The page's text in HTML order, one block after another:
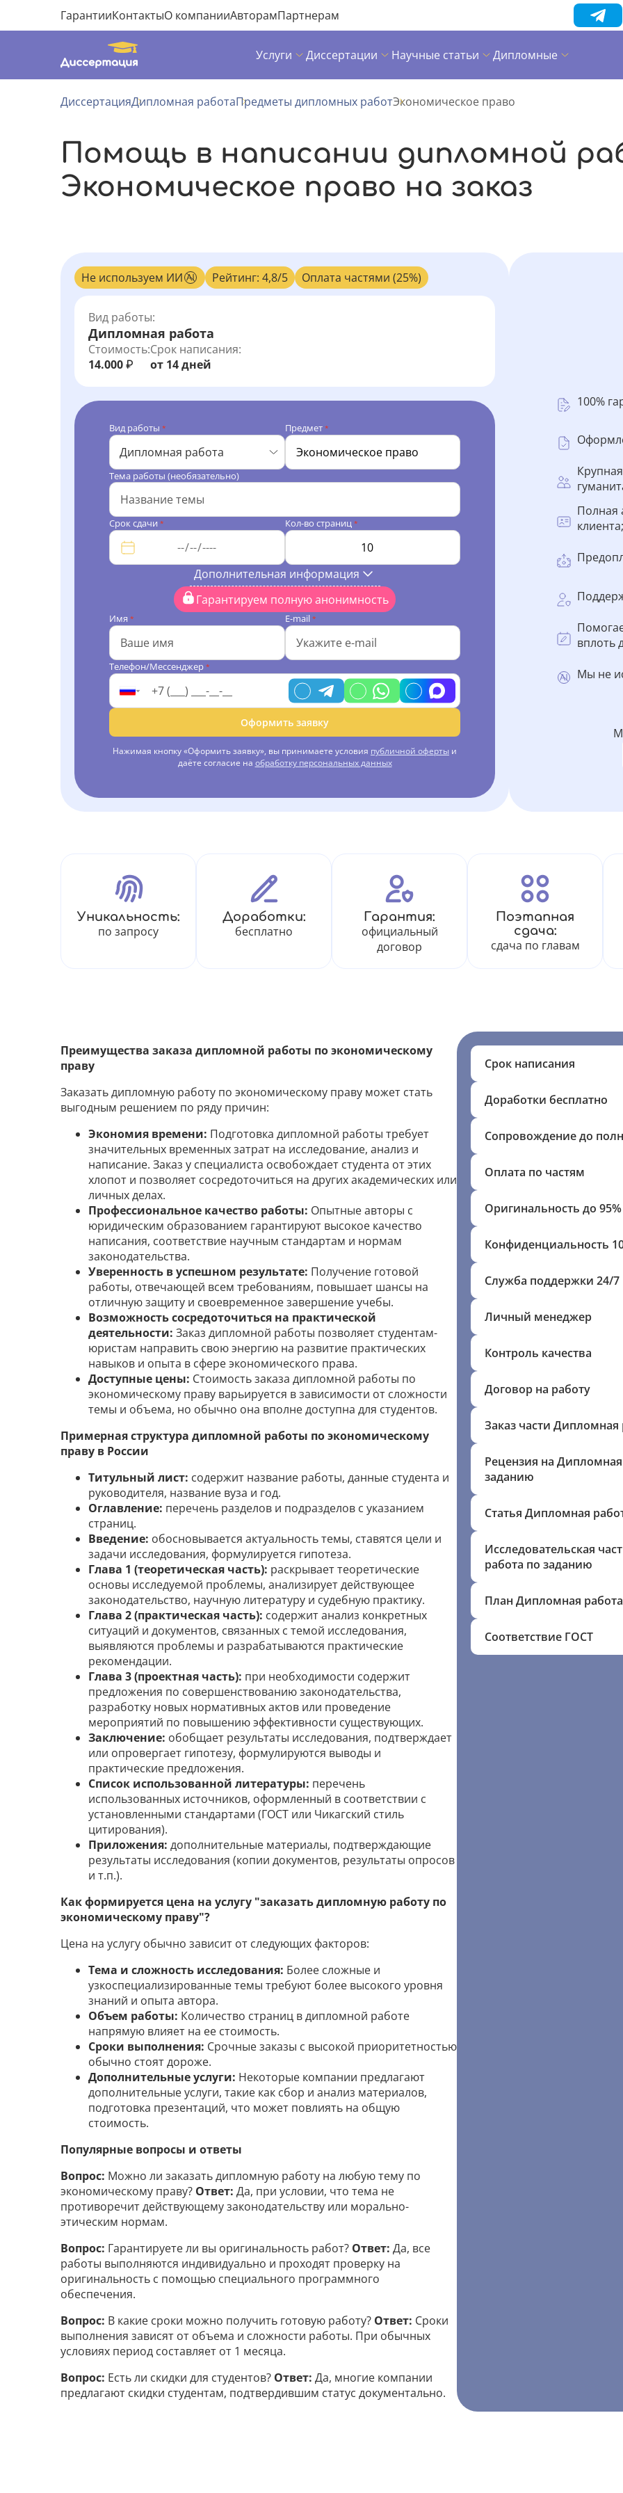
ГарантииКонтактыО компанииАвторамПартнерам
Услуги Диссертации Научные статьи Дипломные
ДиссертацияДипломная работаПредметы дипломных работЭкономическое право
Помощь в написании дипломной
Экономическое право на заказ
Не используем ИИ Рейтинг: 4,8/5 Оплата частями (25%)
Вид работы:
Дипломная работа
Стоимость:
14.000 ₽
Срок написания:
от 14 дней
Вид работы *
Дипломная работа
Предмет *
Тема работы (необязательно)
Срок сдачи * Кол-во страниц *
Дополнительная информация
Гарантируем полную анонимность
Имя * E-mail *
Телефон/Мессенджер *
Оформить заявку
Нажимая кнопку «Оформить заявку», вы принимаете условия публичной оферты и
даёте согласие на обработку персональных данных
100%
Полная
клиента;
вплоть
Мы не
Уникальность:
по запросу
Доработки:
бесплатно
Гарантия:
официальный
договор
Поэтапная
сдача:
сдача по главам
Преимущества заказа дипломной работы по экономическому
праву
Заказать дипломную работу по экономическому праву может стать
выгодным решением по ряду причин:
Экономия времени: Подготовка дипломной работы требует
значительных временных затрат на исследование, анализ и
написание. Заказ у специалиста освобождает студента от этих
хлопот и позволяет сосредоточиться на других академических или
личных делах.
Профессиональное качество работы: Опытные авторы с
юридическим образованием гарантируют высокое качество
написания, соответствие научным стандартам и нормам
законодательства.
Уверенность в успешном результате: Получение готовой
работы, отвечающей всем требованиям, повышает шансы на
отличную защиту и своевременное завершение учебы.
Возможность сосредоточиться на практической
деятельности: Заказ дипломной работы позволяет студентам-
юристам направить свою энергию на развитие практических
навыков и опыта в сфере экономического права.
Доступные цены: Стоимость заказа дипломной работы по
экономическому праву варьируется в зависимости от сложности
темы и объема, но обычно она вполне доступна для студентов.
Примерная структура дипломной работы по экономическому
праву в России
Титульный лист: содержит название работы, данные студента и
руководителя, название вуза и год.
Оглавление: перечень разделов и подразделов с указанием
страниц.
Введение: обосновывается актуальность темы, ставятся цели и
задачи исследования, формулируется гипотеза.
Глава 1 (теоретическая часть): раскрывает теоретические
основы исследуемой проблемы, анализирует действующее
законодательство, научную литературу и судебную практику.
Глава 2 (практическая часть): содержит анализ конкретных
ситуаций и документов, связанных с темой исследования,
выявляются проблемы и разрабатываются практические
рекомендации.
Глава 3 (проектная часть): при необходимости содержит
предложения по совершенствованию законодательства,
разработку новых нормативных актов или проведение
мероприятий по повышению эффективности существующих.
Заключение: обобщает результаты исследования, подтверждает
или опровергает гипотезу, формулируются выводы и
практические предложения.
Список использованной литературы: перечень
использованных источников, оформленный в соответствии с
установленными стандартами (ГОСТ или Чикагский стиль
цитирования).
Приложения: дополнительные материалы, подтверждающие
результаты исследования (копии документов, результаты опросов
и т.п.).
Как формируется цена на услугу "заказать дипломную работу по
экономическому праву"?
Цена на услугу обычно зависит от следующих факторов:
Тема и сложность исследования: Более сложные и
узкоспециализированные темы требуют более высокого уровня
знаний и опыта автора.
Объем работы: Количество страниц в дипломной работе
напрямую влияет на ее стоимость.
Сроки выполнения: Срочные заказы с высокой приоритетностью
обычно стоят дороже.
Дополнительные услуги: Некоторые компании предлагают
дополнительные услуги, такие как сбор и анализ материалов,
подготовка презентаций, что может повлиять на общую
стоимость.
Популярные вопросы и ответы
Вопрос: Можно ли заказать дипломную работу на любую тему по
экономическому праву? Ответ: Да, при условии, что тема не
противоречит действующему законодательству или морально-
этическим нормам.
Вопрос: Гарантируете ли вы оригинальность работ? Ответ: Да, все
работы выполняются индивидуально и проходят проверку на
оригинальность с помощью специального программного
обеспечения.
Вопрос: В какие сроки можно получить готовую работу? Ответ: Сроки
выполнения зависят от объема и сложности работы. При обычных
условиях период составляет от 1 месяца.
Вопрос: Есть ли скидки для студентов? Ответ: Да, многие компании
предлагают скидки студентам, подтвердившим статус документально.
Срок написания
Доработки бесплатно
Сопровождение до
Оплата по частям
Оригинальность до 95%
Конфиденциальность
Служба поддержки 24/7
Личный менеджер
Контроль качества
Договор на работу
Заказ части Дипломная
Рецензия на
заданию
Статья Дипломная
Исследовательская
работа по заданию
План Дипломная работа
Соответствие ГОСТ